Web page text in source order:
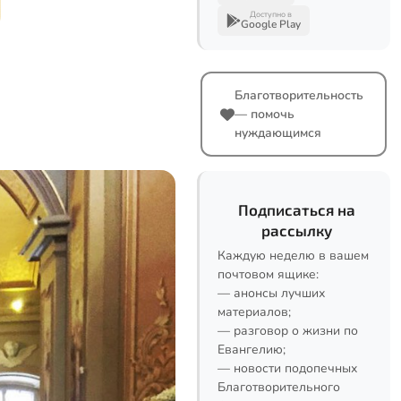
Доступно в
Google Play
Благотворительность
— помочь
нуждающимся
Подписаться на
рассылку
Каждую неделю в вашем
почтовом ящике:
— анонсы лучших
материалов;
— разговор о жизни по
Евангелию;
— новости подопечных
Благотворительного